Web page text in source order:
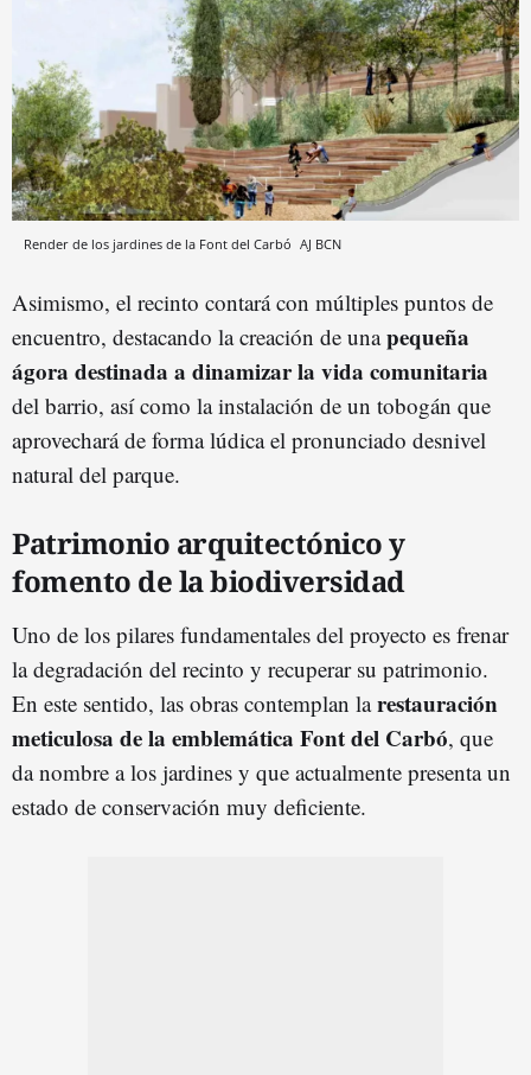
Render de los jardines de la Font del Carbó AJ BCN
Asimismo, el recinto contará con múltiples puntos de
encuentro, destacando la creación de unapequeña
ágora destinada a dinamizar la vida comunitaria
del barrio, así como la instalación de un tobogán que
aprovechará de forma lúdica el pronunciado desnivel
natural del parque.
Patrimonio arquitectónico y
fomento de la biodiversidad
Uno de los pilares fundamentales del proyecto es frenar
la degradación del recinto y recuperar su patrimonio.
En este sentido, las obras contemplan larestauración
meticulosa de la emblemática Font del Carbó, que
da nombre a los jardines y que actualmente presenta un
estado de conservación muy deficiente.